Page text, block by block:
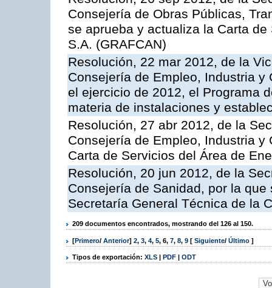
Consejería de Obras Públicas,
se aprueba y actualiza la Carta
S.A. (GRAFCAN)
Resolución, 22 mar 2012, de la
Consejería de Empleo, Industria
el ejercicio de 2012, el Programa
materia de instalaciones y
Resolución, 27 abr 2012, de la
Consejería de Empleo, Industria
Carta de Servicios del Área de
Resolución, 20 jun 2012, de la
Consejería de Sanidad, por la
Secretaría General Técnica de la
209 documentos encontrados, mostrando del 126 al 150.
[Primero/ Anterior] 2, 3, 4, 5, 6, 7, 8, 9 [ Siguiente/ Último ]
Tipos de exportación: XLS | PDF | ODT